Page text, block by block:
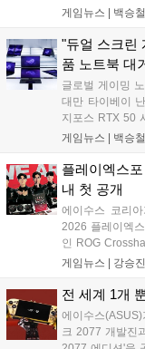
Lumina Pro
1TB PCIe 4.0
이스 AI 기능 처
게임뉴스 | 백승철
"듀얼 스크린
품 노트북 대
글로벌 게이밍
대만 타이베이
지포스 RTX 50
대거 공개했다.
이 환경을 강화
이번에 공개된
레이, 첨단 쿨링
유지와 시각적
게임뉴스 | 백승철
플레이엑스
내 첫 공개
에이수스 코리
2026 플레이엑
인 ROG
등 다양한 하드
제공할 예정이다
게임뉴스 | 강승진
전 세계 1개
에이수스
크 2077 개발진